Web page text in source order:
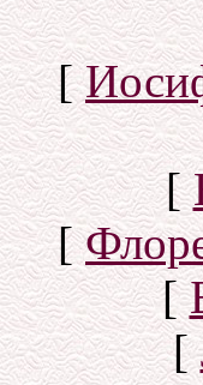
[
[
[
[
[